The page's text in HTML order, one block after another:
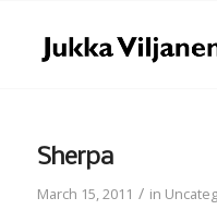
Sherpa
March 15, 2011 / in